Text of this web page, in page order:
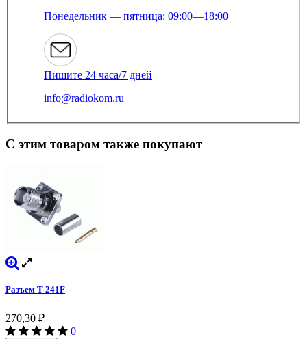
Понедельник — пятница: 09:00—18:00
Пишите 24 часа/7 дней
info@radiokom.ru
С этим товаром также покупают
Разъем T-241F
270,30 ₽
0